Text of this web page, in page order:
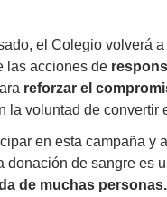
el Colegio volverá a
las acciones de
reforzar el
la voluntad de convertir
en esta campaña y a
donación de sangre es
de muchas personas.